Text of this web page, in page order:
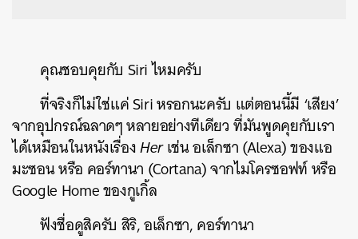
คุณชอบคุยกับ Siri ไหมครับ
ที่จริงก็ไม่ใช่แค่ Siri หรอกนะครับ แต่ตอนนี้มี ‘เสียง’
จากอุปกรณ์ฉลาดๆ หลายอย่างทีเดียว ที่มันพูดคุยกับเรา
ได้เหมือนในหนังเรื่องHerเช่น อเล็กซา (Alexa) ของแอ
มะซอน หรือ คอร์ทานา (Cortana) จากไมโครซอฟท์ หรือ
Google Home ของกูเกิ้ล
ฟังชื่อดูสิครับ สิริ, อเล็กซา, คอร์ทานา